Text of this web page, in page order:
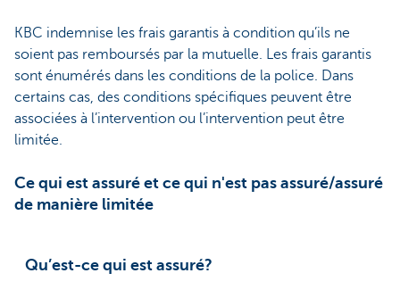
KBC indemnise les frais garantis à condition qu’ils ne
soient pas remboursés par la mutuelle. Les frais garantis
sont énumérés dans les conditions de la police. Dans
certains cas, des conditions spécifiques peuvent être
associées à l’intervention ou l’intervention peut être
limitée.
Ce qui est assuré et ce qui n'est pas assuré/assuré
de manière limitée
Qu’est-ce qui est assuré?